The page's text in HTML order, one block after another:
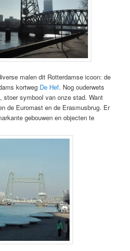
malen dit Rotterdamse icoon: de
kortweg De Hef. Nog ouderwets
stoer symbool van onze stad. Want
de Euromast en de Erasmusbrug. Er
gebouwen en objecten te